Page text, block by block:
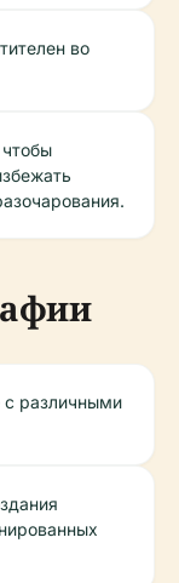
во
чтобы
с различными